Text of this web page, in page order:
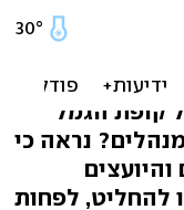
אל
קופת הגמל
נראה כי
להחליט, לפחות